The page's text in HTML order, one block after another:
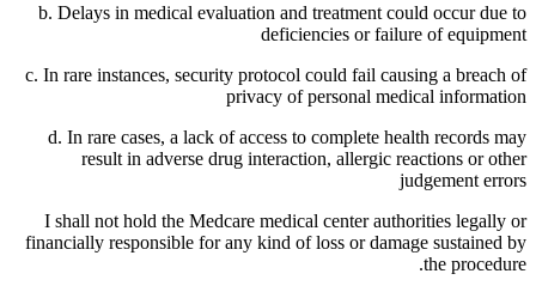
b. Delays in medical evaluation and treatment could occur due to
deficiencies or failure of equipment
c. In rare instances, security protocol could fail causing a breach of
privacy of personal medical information
d. In rare cases, a lack of access to complete health records may
result in adverse drug interaction, allergic reactions or other
judgement errors
I shall not hold the Medcare medical center authorities legally or
financially responsible for any kind of loss or damage sustained by
the procedure.